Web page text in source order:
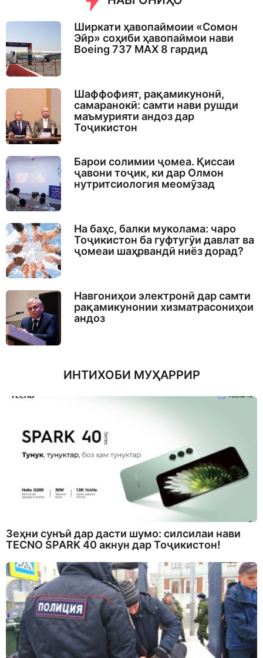
Ширкати ҳавопаймоии «Сомон
Эйр» соҳиби ҳавопаймои нави
Boeing 737 MAX 8 гардид
Шаффофият, рақамикунонӣ,
самаранокӣ: самти нави рушди
маъмурияти андоз дар
Тоҷикистон
Барои солимии ҷомеа. Қиссаи
ҷавони тоҷик, ки дар Олмон
нутритсиология меомӯзад
На баҳс, балки муколама: чаро
Тоҷикистон ба гуфтугӯи давлат ва
ҷомеаи шаҳрвандӣ ниёз дорад?
Навгониҳои электронӣ дар самти
рақамикунонии хизматрасониҳои
андоз
ИНТИХОБИ МУҲАРРИР
Зеҳни сунъӣ дар дасти шумо: силсилаи нави
TECNO SPARK 40 акнун дар Тоҷикистон!